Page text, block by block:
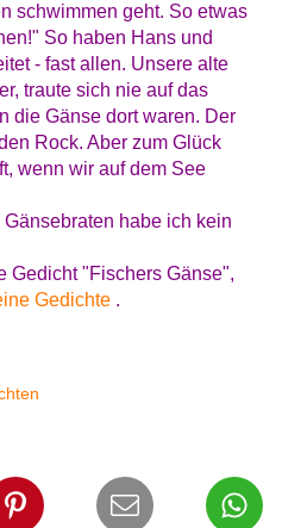
schwimmen geht. So etwas
So haben Hans und
- fast allen. Unsere alte
traute sich nie auf das
die Gänse dort waren. Der
Rock. Aber zum Glück
wenn wir auf dem See
habe ich kein
Gedicht "Fischers Gänse",
Gedichte .